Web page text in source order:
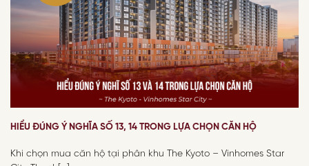
HIỂU ĐÚNG Ý NGHĨA SỐ 13, 14 TRONG LỰA CHỌN CĂN HỘ
Khi chọn mua căn hộ tại phân khu The Kyoto – Vinhomes Star